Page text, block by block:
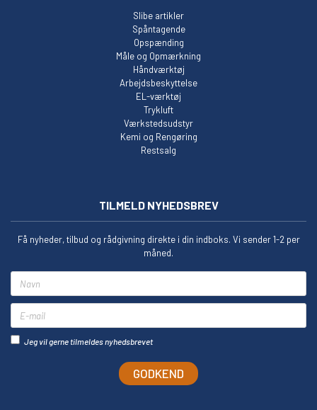
Slibe artikler
Spåntagende
Opspænding
Måle og Opmærkning
Håndværktøj
Arbejdsbeskyttelse
EL-værktøj
Trykluft
Værkstedsudstyr
Kemi og Rengøring
Restsalg
TILMELD NYHEDSBREV
Få nyheder, tilbud og rådgivning direkte i din indboks. Vi sender 1-2 per
måned.
Jeg vil gerne tilmeldes nyhedsbrevet
GODKEND